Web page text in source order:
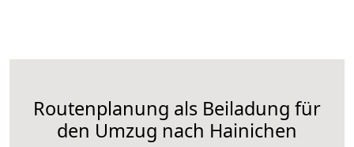
Routenplanung als Beiladung für
den Umzug nach Hainichen